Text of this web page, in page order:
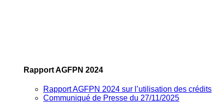
Rapport AGFPN 2024
Rapport AGFPN 2024 sur l’utilisation des crédits
Communiqué de Presse du 27/11/2025